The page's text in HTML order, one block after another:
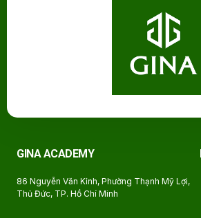
GINA ACADEMY
86 Nguyễn Văn Kỉnh, Phường Thạnh Mỹ Lợi,
Thủ Đức, TP. Hồ Chí Minh